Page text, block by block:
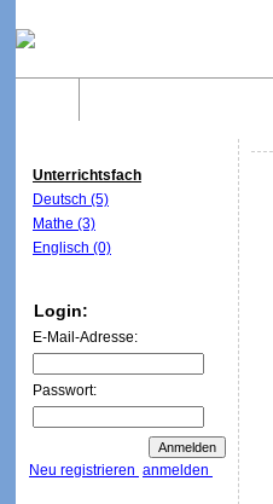
Unterrichtsfach
Deutsch (5)
Mathe (3)
Englisch (0)
Login:
E-Mail-Adresse:
Passwort:
Neu registrieren anmelden